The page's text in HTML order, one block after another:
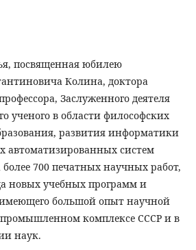
посвященная юбилею
Колина, доктора
Заслуженного деятеля
ученого в области философских
развития информатики
автоматизированных систем
700 печатных научных работ,
новых учебных программ и
имеющего большой опыт научной
комплексе СССР и в
наук.